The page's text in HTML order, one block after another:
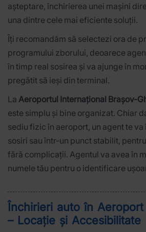
așteptare, închirierea unei mașini
una dintre cele mai eficiente soluții.
Îți recomandăm să selectezi ora de
programului zborului, deoarece
în timp real sosirea și va ajunge în
pregătit să ieși din terminal.
La Aeroportul Internațional Brașov-
este simplu și bine organizat. Chiar
sediu fizic în aeroport, un agent te
sosiri sau într-un punct stabilit,
fără complicații. Agentul va avea în
numele tău pentru o identificare
Închirieri auto în
– Locație și Accesibilitate